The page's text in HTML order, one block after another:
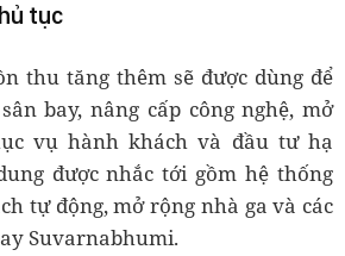
tục
thu tăng thêm sẽ được dùng để
bay, nâng cấp công nghệ, mở
vụ hành khách và đầu tư hạ
được nhắc tới gồm hệ thống
tự động, mở rộng nhà ga và các
Suvarnabhumi.